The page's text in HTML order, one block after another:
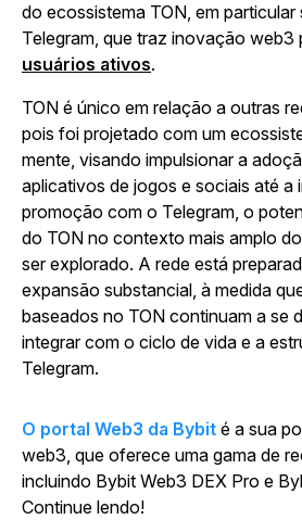
do ecossistema TON, em
Telegram, que traz inovação web3
usuários ativos.
TON é único em relação a outras
pois foi projetado com um
mente, visando impulsionar a
aplicativos de jogos e sociais até a
promoção com o Telegram, o
do TON no contexto mais amplo
ser explorado. A rede está
expansão substancial, à medida
baseados no TON continuam a se
integrar com o ciclo de vida e a
Telegram.
O portal Web3 da Bybit é a sua
web3, que oferece uma gama de
incluindo Bybit Web3 DEX Pro e
Continue lendo!